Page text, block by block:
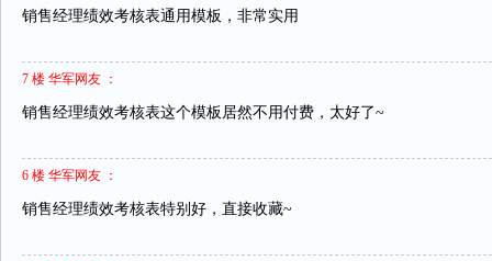
销售经理绩效考核表通用模板，非常实用
7 楼 华军网友 ：
销售经理绩效考核表这个模板居然不用付费，太好了~
6 楼 华军网友 ：
销售经理绩效考核表特别好，直接收藏~